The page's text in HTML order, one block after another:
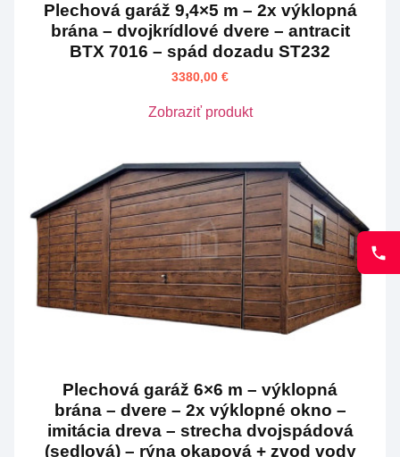
Plechová garáž 9,4×5 m – 2x výklopná
brána – dvojkrídlové dvere – antracit
BTX 7016 – spád dozadu ST232
3380,00 €
Zobraziť produkt
Plechová garáž 6×6 m – výklopná
brána – dvere – 2x výklopné okno –
imitácia dreva – strecha dvojspádová
(sedlová) – rýna okapová + zvod vody